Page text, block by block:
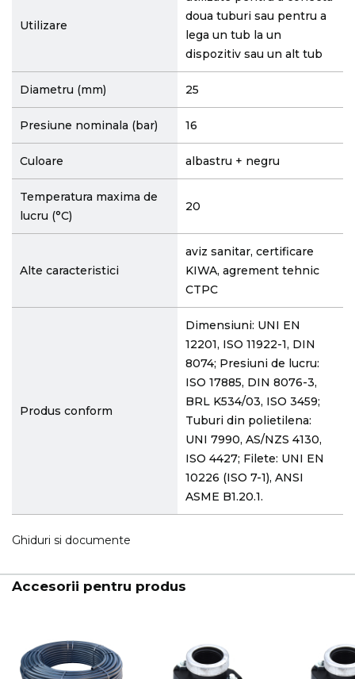
Utilizare
doua tuburi sau pentru a
lega un tub la un
dispozitiv sau un alt tub
Diametru (mm) 25
Presiune nominala (bar) 16
Culoare albastru + negru
Temperatura maxima de
lucru (°C)
20
Alte caracteristici
aviz sanitar, certificare
KIWA, agrement tehnic
CTPC
Produs conform
Dimensiuni: UNI EN
12201, ISO 11922-1, DIN
8074; Presiuni de lucru:
ISO 17885, DIN 8076-3,
BRL K534/03, ISO 3459;
Tuburi din polietilena:
UNI 7990, AS/NZS 4130,
ISO 4427; Filete: UNI EN
10226 (ISO 7-1), ANSI
ASME B1.20.1.
Ghiduri si documente
Accesorii pentru produs